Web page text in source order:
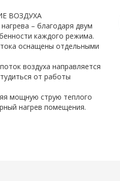
ВОЗДУХА
– благодаря двум
каждого режима.
оснащены отдельными
воздуха направляется
от работы
мощную струю теплого
нагрев помещения.